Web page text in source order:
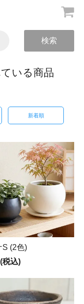
検索
いる商品
新着順
S (2色)
税込)